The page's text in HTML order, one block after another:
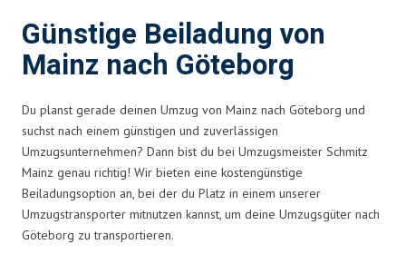
Günstige Beiladung von
Mainz nach Göteborg
Du planst gerade deinen Umzug von Mainz nach Göteborg und
suchst nach einem günstigen und zuverlässigen
Umzugsunternehmen? Dann bist du bei Umzugsmeister Schmitz
Mainz genau richtig! Wir bieten eine kostengünstige
Beiladungsoption an, bei der du Platz in einem unserer
Umzugstransporter mitnutzen kannst, um deine Umzugsgüter nach
Göteborg zu transportieren.